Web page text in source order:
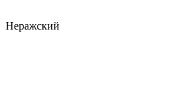
Неражский